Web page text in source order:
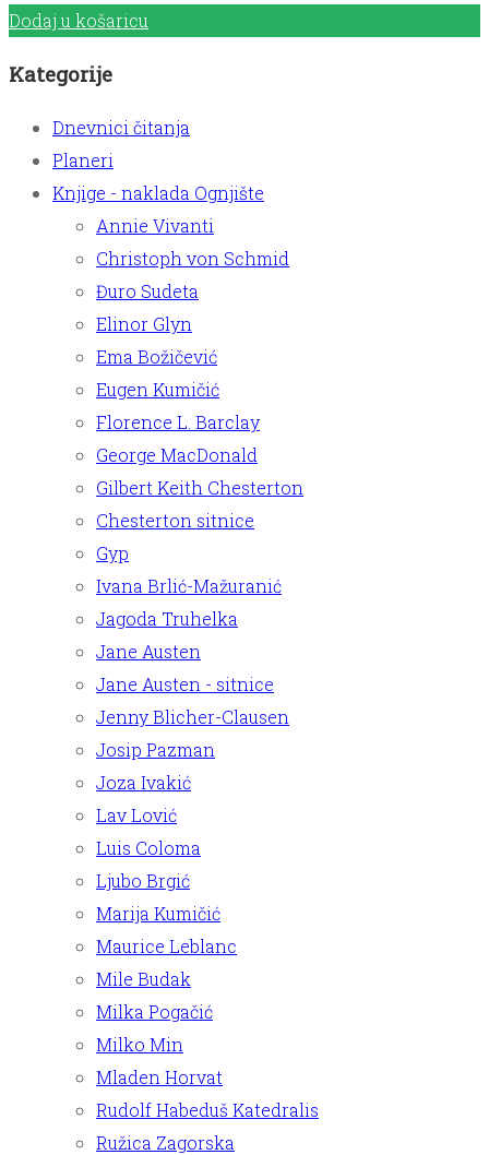
Dodaj u košaricu
Kategorije
Dnevnici čitanja
Planeri
Knjige - naklada Ognjište
Annie Vivanti
Christoph von Schmid
Đuro Sudeta
Elinor Glyn
Ema Božičević
Eugen Kumičić
Florence L. Barclay
George MacDonald
Gilbert Keith Chesterton
Chesterton sitnice
Gyp
Ivana Brlić-Mažuranić
Jagoda Truhelka
Jane Austen
Jane Austen - sitnice
Jenny Blicher-Clausen
Josip Pazman
Joza Ivakić
Lav Lović
Luis Coloma
Ljubo Brgić
Marija Kumičić
Maurice Leblanc
Mile Budak
Milka Pogačić
Milko Min
Mladen Horvat
Rudolf Habeduš Katedralis
Ružica Zagorska